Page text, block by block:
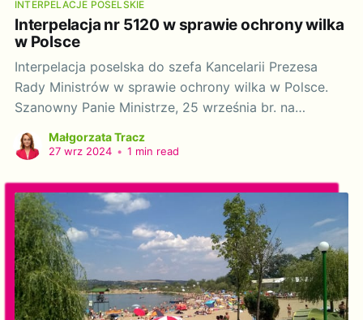
INTERPELACJE POSELSKIE
Interpelacja nr 5120 w sprawie ochrony wilka
w Polsce
Interpelacja poselska do szefa Kancelarii Prezesa
Rady Ministrów w sprawie ochrony wilka w Polsce.
Szanowny Panie Ministrze, 25 września br. na
Państw Członkowskich przy Unii Europejskiej polski
ochrony wilków. Obywatelki, obywatele, eksperci
oraz organizacje pozarządowe wyrażają sprzeciw
wobec tej decyzji.
Małgorzata Tracz
27 wrz 2024 • 1 min read